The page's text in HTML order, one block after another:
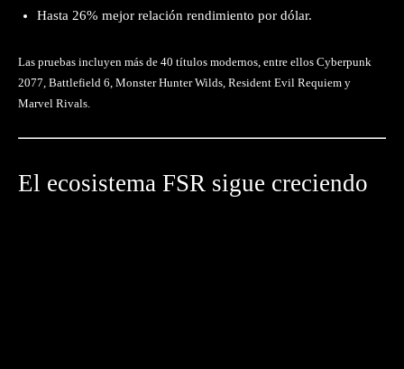
Hasta 26% mejor relación rendimiento por dólar.
Las pruebas incluyen más de 40 títulos modernos, entre ellos Cyberpunk
2077, Battlefield 6, Monster Hunter Wilds, Resident Evil Requiem y
Marvel Rivals.
El ecosistema FSR sigue creciendo